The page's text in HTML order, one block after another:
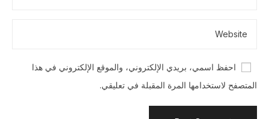
احفظ اسمي، بريدي الإلكتروني، والموقع الإلكتروني في هذا
المتصفح لاستخدامها المرة المقبلة في تعليقي.